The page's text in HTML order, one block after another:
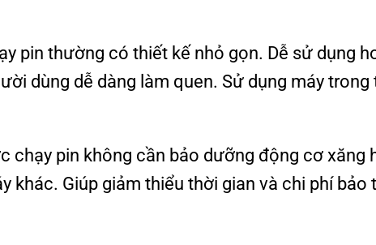
pin thường có thiết kế nhỏ gọn. Dễ sử dụng
dùng dễ dàng làm quen. Sử dụng máy trong
chạy pin không cần bảo dưỡng động cơ xăng
khác. Giúp giảm thiểu thời gian và chi phí bảo